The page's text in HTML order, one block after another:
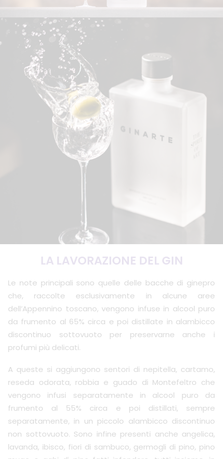
LA LAVORAZIONE DEL GIN
Le note principali sono quelle delle bacche di ginepro
che, raccolte esclusivamente in alcune aree
dell’Appennino toscano, vengono infuse in alcool puro
da frumento al 65% circa e poi distillate in alambicco
discontinuo sottovuoto per preservarne anche i
profumi più delicati.
A queste si aggiungono sentori di nepitella, cartamo,
reseda odorata, robbia e guado di Montefeltro che
vengono infusi separatamente in alcool puro da
frumento al 55% circa e poi distillati, sempre
separatamente, in un piccolo alambicco discontinuo
non sottovuoto. Sono infine presenti anche angelica,
lavanda, ibisco, fiori di sambuco, germogli di pino, pino